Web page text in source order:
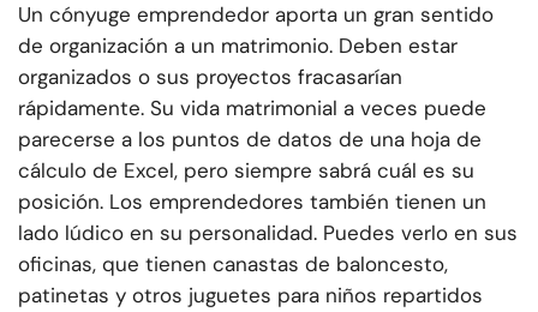
Un cónyuge emprendedor aporta un gran sentido
de organización a un matrimonio. Deben estar
organizados o sus proyectos fracasarían
rápidamente. Su vida matrimonial a veces puede
parecerse a los puntos de datos de una hoja de
cálculo de Excel, pero siempre sabrá cuál es su
posición. Los emprendedores también tienen un
lado lúdico en su personalidad. Puedes verlo en sus
oficinas, que tienen canastas de baloncesto,
patinetas y otros juguetes para niños repartidos